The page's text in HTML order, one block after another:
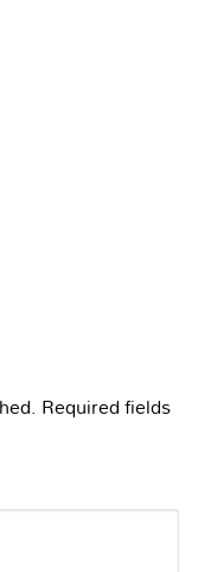
Required fields